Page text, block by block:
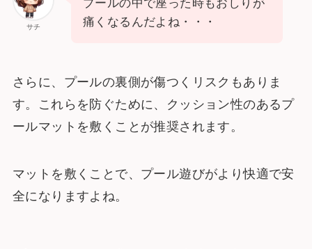
サチ
プールの中で座った時もおしりが
痛くなるんだよね・・・
さらに、プールの裏側が傷つくリスクもありま
す。これらを防ぐために、クッション性のあるプ
ールマットを敷くことが推奨されます。
マットを敷くことで、プール遊びがより快適で安
全になりますよね。